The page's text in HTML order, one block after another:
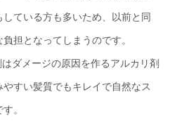
ている方も多いため、以前と同
担となってしまうのです。
ダメージの原因を作るアルカリ剤
すい髪質でもキレイで自然なス
。